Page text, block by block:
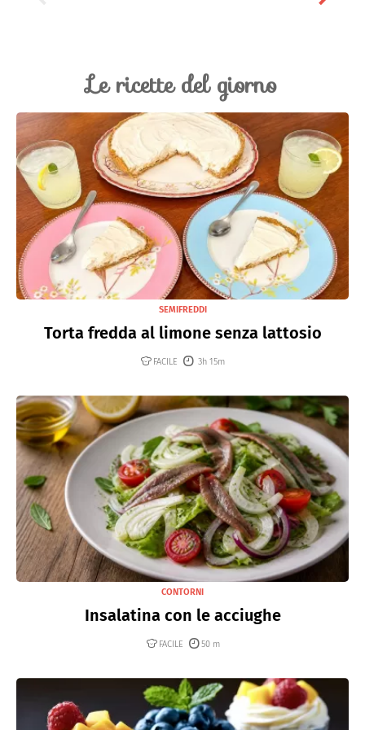
Le ricette del giorno
SEMIFREDDI
Torta fredda al limone senza lattosio
FACILE 3h 15m
CONTORNI
Insalatina con le acciughe
FACILE 50 m